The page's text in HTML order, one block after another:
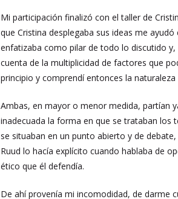
Mi participación finalizó con el taller de
que Cristina desplegaba sus ideas me
enfatizaba como pilar de todo lo discutido
cuenta de la multiplicidad de factores que
principio y comprendí entonces la
Ambas, en mayor o menor medida, partían
inadecuada la forma en que se trataban los
se situaban en un punto abierto y de
Ruud lo hacía explícito cuando hablaba de
ético que él defendía.
De ahí provenía mi incomodidad, de darme